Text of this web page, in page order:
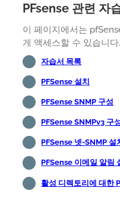
PFsense 관련 자
이 페이지에서는
게 액세스할 수 있습니다.
자습서 목록
PFSense 설치
PFSense SNMP 구성
PFSense SNMPv3 구
PFSense 넷-SNMP 설
PFSense 이메일 알림
활성 디렉토리에 대한